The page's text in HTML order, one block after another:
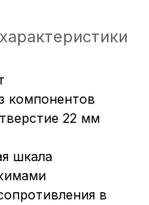
компонентов
22 мм
шкала
в